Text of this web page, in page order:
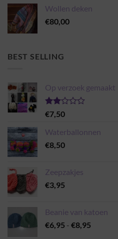
Wollen deken
€80,00
BEST SELLING
Op verzoek gemaakt
Gewaardeerd
2.00
uit 5
€7,50
Waterballonnen
€8,50
Zeepzakjes
€3,95
Beanie van katoen
€6,95 - €8,95